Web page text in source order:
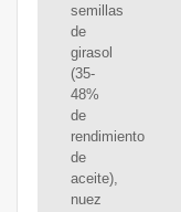
semillas
de
girasol
(35-
48%
de
rendimiento
de
aceite),
nuez